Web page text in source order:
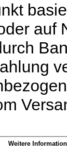
Weitere